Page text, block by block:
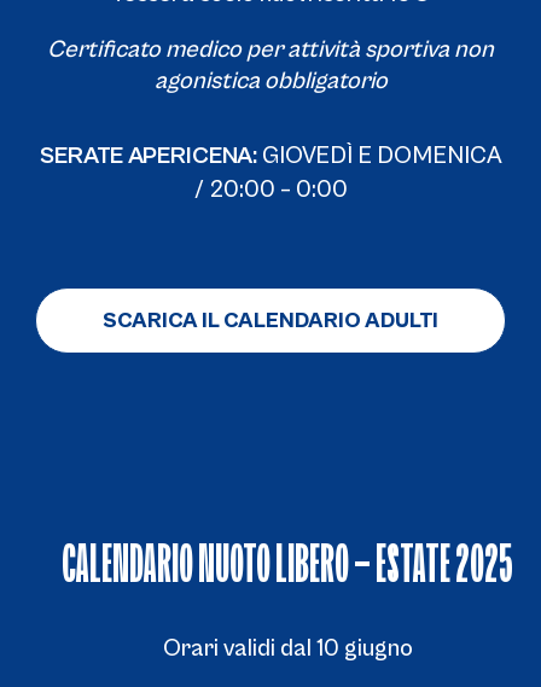
Certificato medico per attività sportiva non
agonistica obbligatorio
SERATE APERICENA:GIOVEDÌ E DOMENICA
/ 20:00 – 0:00
SCARICA IL CALENDARIO ADULTI
CALENDARIO NUOTO LIBERO – ESTATE 2025
Orari validi dal 10 giugno